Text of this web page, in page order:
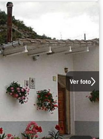
Ver foto